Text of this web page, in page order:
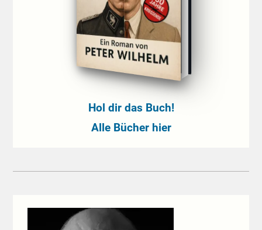
Hol dir das Buch!
Alle Bücher hier